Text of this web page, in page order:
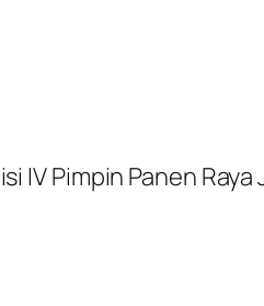
IV Pimpin Panen